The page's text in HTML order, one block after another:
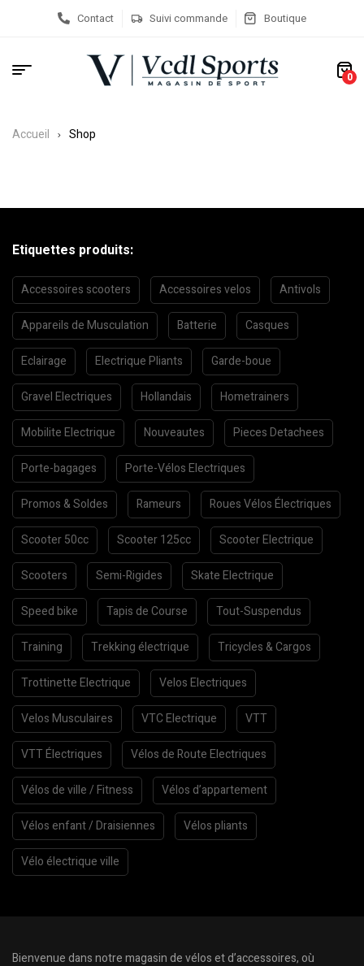
Contact Suivi commande Boutique
0
Accueil Shop
Etiquettes produits:
Accessoires scooters Accessoires velos Antivols
Appareils de Musculation Batterie Casques
Eclairage Electrique Pliants Garde-boue
Gravel Electriques Hollandais Hometrainers
Mobilite Electrique Nouveautes Pieces Detachees
Porte-bagages Porte-Vélos Electriques
Promos & Soldes Rameurs Roues Vélos Électriques
Scooter 50cc Scooter 125cc Scooter Electrique
Scooters Semi-Rigides Skate Electrique
Speed bike Tapis de Course Tout-Suspendus
Training Trekking électrique Tricycles & Cargos
Trottinette Electrique Velos Electriques
Velos Musculaires VTC Electrique VTT
VTT Électriques Vélos de Route Electriques
Vélos de ville / Fitness Vélos d’appartement
Vélos enfant / Draisiennes Vélos pliants
Vélo électrique ville
Bienvenue dans notre magasin de vélos et d’accessoires, où